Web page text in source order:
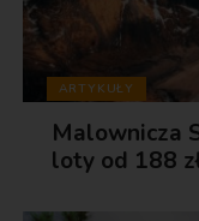
ARTYKUŁY
Malownicza
loty od 188